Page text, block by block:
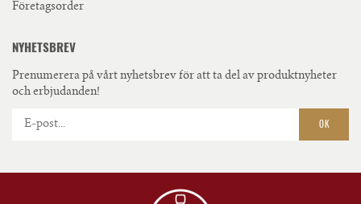
Företagsorder
NYHETSBREV
Prenumerera på vårt nyhetsbrev för att ta del av produktnyheter
och erbjudanden!
OK